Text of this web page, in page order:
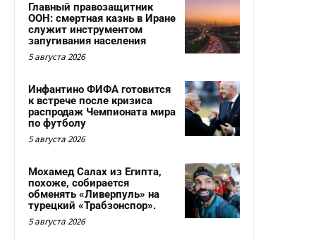
Главный правозащитник
ООН: смертная казнь в Иране
служит инструментом
запугивания населения
5 августа 2026
Инфантино ФИФА готовится
к встрече после кризиса
распродаж Чемпионата мира
по футболу
5 августа 2026
Мохамед Салах из Египта,
похоже, собирается
обменять «Ливерпуль» на
турецкий «Трабзонспор».
5 августа 2026